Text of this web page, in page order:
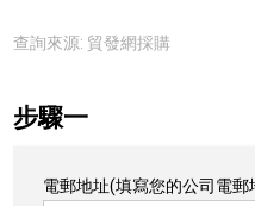
查詢來源: 貿發網採購
步驟一
電郵地址(填寫您的公司電郵